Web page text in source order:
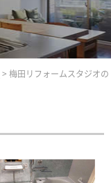
> 梅田リフォームスタジオの